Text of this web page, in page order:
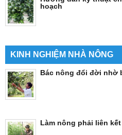
hoạch
KINH NGHIỆM NHÀ NÔNG
Bác nông đổi đời nhờ
Làm nông phải liên